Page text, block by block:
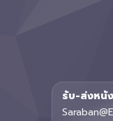
รับ-ส่งหนั